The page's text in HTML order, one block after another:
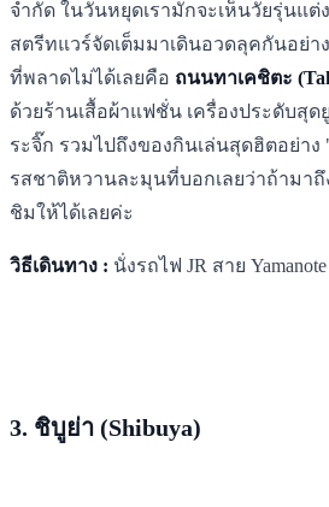
จำกัด ในวันหยุดเรามักจะเห็นวัยรุ่นแ
สตรีทแวร์จัดเต็มมาเดินอวดลุคกันอย่
ที่พลาดไม่ได้เลยคือ ถนนทาเคชิตะ
ด้วยร้านเสื้อผ้าแฟชั่น เครื่องประดับสุ
ระจิ๊ก รวมไปถึงของกินเล่นสุดฮิตอย่า
รสชาติหวานละมุนที่บอกเลยว่าถ้ามาถึ
ชิมให้ได้เลยค่ะ
วิธีเดินทาง : นั่งรถไฟ JR สาย
3. ชิบูย่า (Shibuya)